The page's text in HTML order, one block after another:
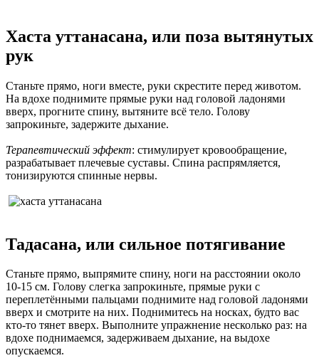
Хаста уттанасана, или поза вытянутых
рук
Станьте прямо, ноги вместе, руки скрестите перед животом.
На вдохе поднимите прямые руки над головой ладонями
вверх, прогните спину, вытяните всё тело. Голову
запрокиньте, задержите дыхание.
Терапевтический эффект: стимулирует кровообращение,
разрабатывает плечевые суставы. Спина распрямляется,
тонизируются спинные нервы.
Тадасана, или сильное потягивание
Станьте прямо, выпрямите спину, ноги на расстоянии около
10-15 см. Голову слегка запрокиньте, прямые руки с
переплетёнными пальцами поднимите над головой ладонями
вверх и смотрите на них. Поднимитесь на носках, будто вас
кто-то тянет вверх. Выполните упражнение несколько раз: на
вдохе поднимаемся, задерживаем дыхание, на выдохе
опускаемся.